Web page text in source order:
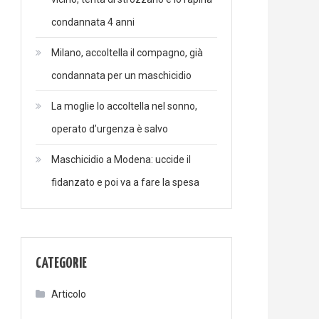
condannata 4 anni
Milano, accoltella il compagno, già
condannata per un maschicidio
La moglie lo accoltella nel sonno,
operato d’urgenza è salvo
Maschicidio a Modena: uccide il
fidanzato e poi va a fare la spesa
CATEGORIE
Articolo